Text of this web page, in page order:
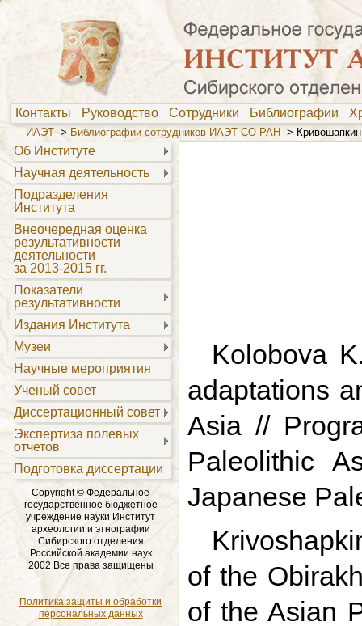
Контакты Руководство Сотрудники Библиографии
ИАЭТ > Библиографии сотрудников ИАЭТ СО РАН >
Об Институте
Научная деятельность
Подразделения
Института
Внеочередная оценка
результативности
деятельности
за 2013-2015 гг.
Показатели
результативности
Издания Института
Музеи
Научные мероприятия
Ученый совет
Диссертационный совет
Экспертиза полевых
отчетов
Подготовка диссертации
Copyright © Федеральное
государственное бюджетное
учреждение науки Институт
археологии и этнографии
Сибирского отделения
Российской академии наук
2002 Все права защищены
Политика защиты и обработки
персональных данных
Kolobova
adaptations
Asia //
Paleolithic
Japanese
of the
of the Asian